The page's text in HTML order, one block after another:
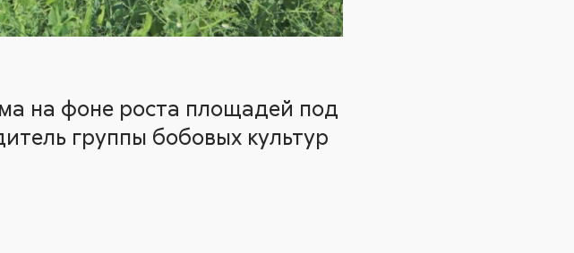
на фоне роста площадей под
группы бобовых культур